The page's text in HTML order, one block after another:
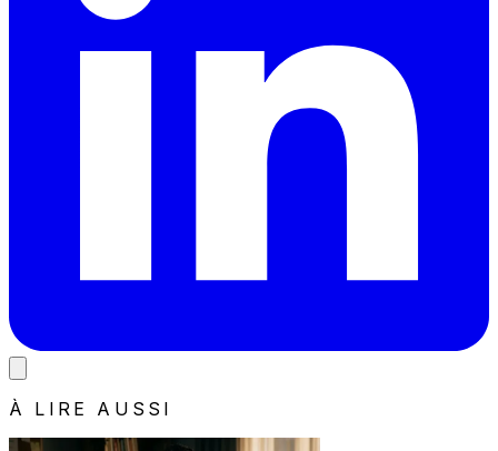
À LIRE AUSSI